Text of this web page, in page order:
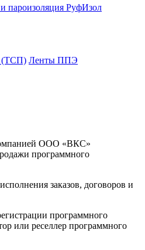
пароизоляция РуфИзол
(ТСП) Ленты ППЭ
ООО «ВКС»
программного
заказов, договоров и
программного
или реселлер программного